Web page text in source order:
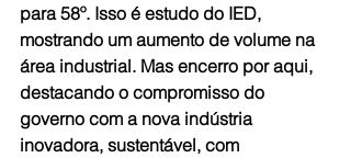
para 58º. Isso é estudo do IED,
mostrando um aumento de volume na
área industrial. Mas encerro por aqui,
destacando o compromisso do
governo com a nova indústria
inovadora, sustentável, com